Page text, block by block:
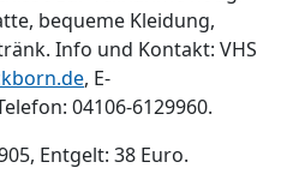
bequeme Kleidung,
Info und Kontakt: VHS
, E-
04106-6129960.
Entgelt: 38 Euro.